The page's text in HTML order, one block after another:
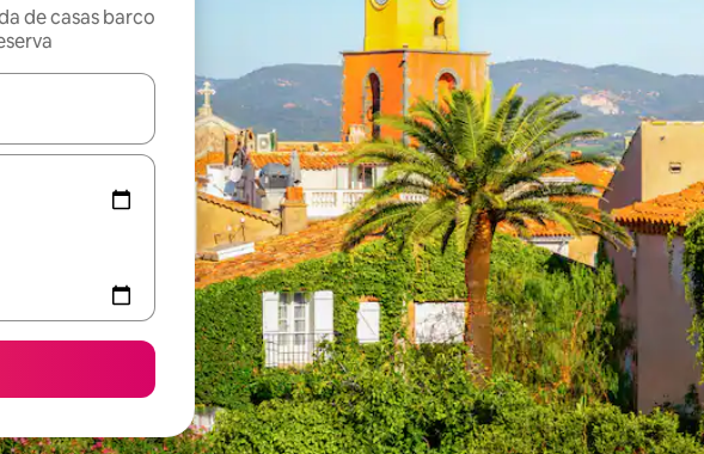
de casas barco
explore-os usando as seta para cima e para baixo do teclado ou tocando e